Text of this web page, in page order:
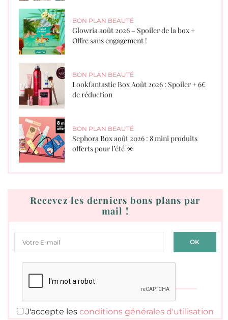
BON PLAN BEAUTÉ
Glowria août 2026 – Spoiler de la box +
Offre sans engagement !
BON PLAN BEAUTÉ
Lookfantastic Box Août 2026 : Spoiler + 6€
de réduction
BON PLAN BEAUTÉ
Sephora Box août 2026 : 8 mini produits
offerts pour l’été ☀️
Recevez les derniers bons plans par
mail !
J'accepte les conditions générales d'utilisation